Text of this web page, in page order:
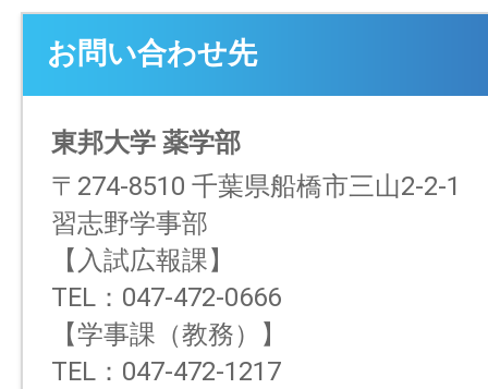
お問い合わせ先
東邦大学 薬学部
〒274-8510 千葉県船橋市三山2-2-1
習志野学事部
【入試広報課】
TEL：047-472-0666
【学事課（教務）】
TEL：047-472-1217